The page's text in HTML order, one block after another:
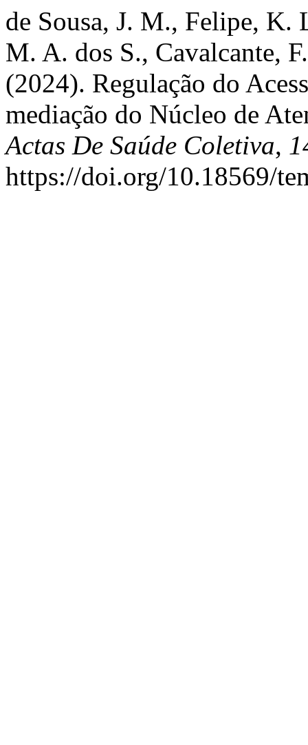
de Sousa, J. M., Felipe, K.
M. A. dos S., Cavalcante,
(2024). Regulação do
mediação do Núcleo de
Actas De Saúde Coletiva,
https://doi.org/10.18569/